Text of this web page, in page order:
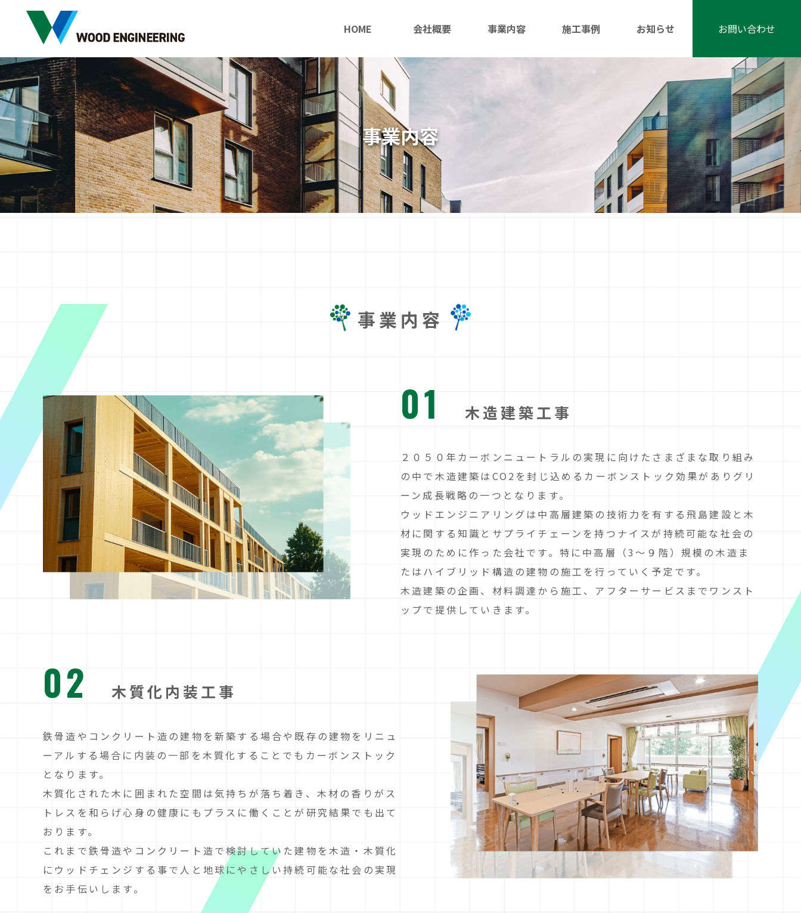
HOME 会社概要 事業内容 施工事例 お知らせ お問い合わせ
事業内容
事業内容
01 木造建築工事
２０５０年カーボンニュートラルの実現に向けたさまざまな取り組み
の中で木造建築はCO2を封じ込めるカーボンストック効果がありグリ
ーン成長戦略の一つとなります。
ウッドエンジニアリングは中高層建築の技術力を有する飛島建設と木
材に関する知識とサプライチェーンを持つナイスが持続可能な社会の
実現のために作った会社です。特に中高層（3～９階）規模の木造ま
たはハイブリッド構造の建物の施工を行っていく予定です。
木造建築の企画、材料調達から施工、アフターサービスまでワンスト
ップで提供していきます。
02 木質化内装工事
鉄骨造やコンクリート造の建物を新築する場合や既存の建物をリニュ
ーアルする場合に内装の一部を木質化することでもカーボンストック
となります。
木質化された木に囲まれた空間は気持ちが落ち着き、木材の香りがス
トレスを和らげ心身の健康にもプラスに働くことが研究結果でも出て
おります。
これまで鉄骨造やコンクリート造で検討していた建物を木造・木質化
にウッドチェンジする事で人と地球にやさしい持続可能な社会の実現
をお手伝いします。